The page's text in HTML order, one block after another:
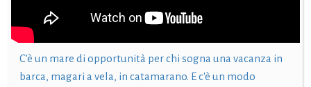
C'è un mare di opportunità per chi sogna una vacanza in
barca, magari a vela, in catamarano. E c'è un modo